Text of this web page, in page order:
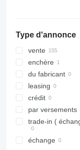
tout
Type d'annonce
vente
enchère
du fabricant
leasing
crédit
par versements
trade-in (
échange